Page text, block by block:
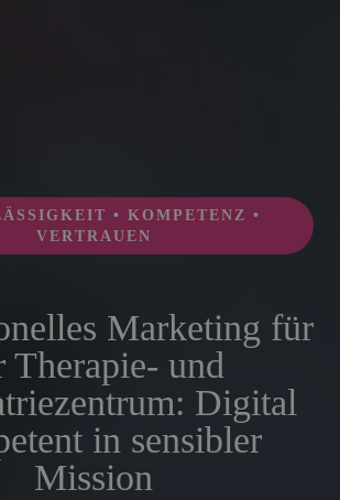
• KOMPETENZ •
VERTRAUEN
Marketing für
Therapie- und
Digital
in sensibler
Mission